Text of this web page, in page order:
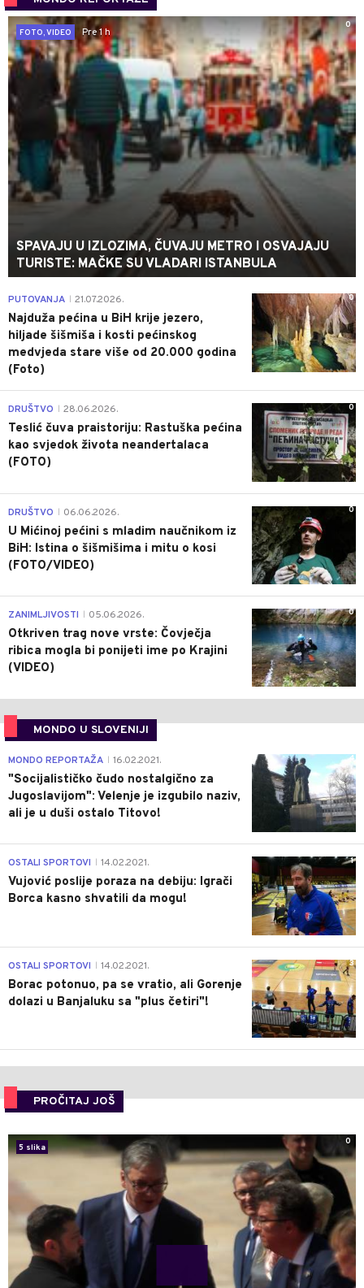
0
FOTO, VIDEO
Pre 1 h
SPAVAJU U IZLOZIMA, ČUVAJU METRO I OSVAJAJU
TURISTE: MAČKE SU VLADARI ISTANBULA
0
PUTOVANJA 21.07.2026.
Najduža pećina u BiH krije jezero,
hiljade šišmiša i kosti pećinskog
medvjeda stare više od 20.000 godina
(Foto)
0
DRUŠTVO 28.06.2026.
Teslić čuva praistoriju: Rastuška pećina
kao svjedok života neandertalaca
(FOTO)
0
DRUŠTVO 06.06.2026.
U Mićinoj pećini s mladim naučnikom iz
BiH: Istina o šišmišima i mitu o kosi
(FOTO/VIDEO)
0
ZANIMLJIVOSTI 05.06.2026.
Otkriven trag nove vrste: Čovječja
ribica mogla bi ponijeti ime po Krajini
(VIDEO)
MONDO U SLOVENIJI
4
MONDO REPORTAŽA 16.02.2021.
"Socijalističko čudo nostalgično za
Jugoslavijom": Velenje je izgubilo naziv,
ali je u duši ostalo Titovo!
1
OSTALI SPORTOVI 14.02.2021.
Vujović poslije poraza na debiju: Igrači
Borca kasno shvatili da mogu!
3
OSTALI SPORTOVI 14.02.2021.
Borac potonuo, pa se vratio, ali Gorenje
dolazi u Banjaluku sa "plus četiri"!
PROČITAJ JOŠ
5 slika
0